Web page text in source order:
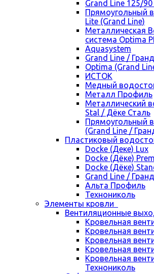
Grand Line 125/
Прямоугольный
Lite (Grand Line)
Металлическая
система Optima
Aquasystem
Grand Line /
Optima (Grand
ИСТОК
Медный
Металл Профиль
Металлический
Stal / Дёке Сталь
Прямоугольный
(Grand Line /
Пластиковый
Docke (Деке) Lux
Docke (Дёке)
Docke (Дёке)
Grand Line /
Альта Профиль
Технониколь
Элементы кровли
Вентиляционные
Кровельная
Кровельная
Кровельная
Кровельная
Кровельная
Технониколь